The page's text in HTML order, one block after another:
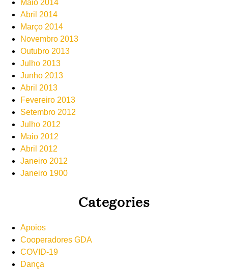
Maio 2014
Abril 2014
Março 2014
Novembro 2013
Outubro 2013
Julho 2013
Junho 2013
Abril 2013
Fevereiro 2013
Setembro 2012
Julho 2012
Maio 2012
Abril 2012
Janeiro 2012
Janeiro 1900
Categories
Apoios
Cooperadores GDA
COVID-19
Dança